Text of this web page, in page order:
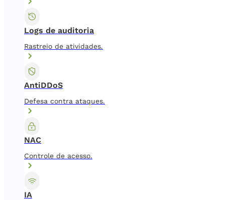
Logs de auditoria
Rastreio de atividades.
AntiDDoS
Defesa contra ataques.
NAC
Controle de acesso.
IA